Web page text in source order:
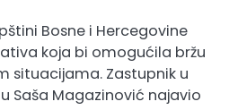
Bosne i Hercegovine
koja bi omogućila bržu
situacijama. Zastupnik u
Saša Magazinović najavio